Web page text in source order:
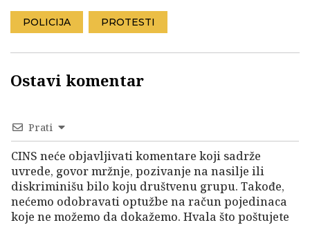
POLICIJA PROTESTI
Ostavi komentar
Prati
CINS neće objavljivati komentare koji sadrže
uvrede, govor mržnje, pozivanje na nasilje ili
diskriminišu bilo koju društvenu grupu. Takođe,
nećemo odobravati optužbe na račun pojedinaca
koje ne možemo da dokažemo. Hvala što poštujete